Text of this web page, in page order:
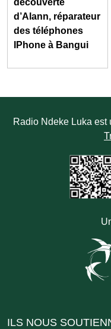
découverte
d’Alann, réparateur
des téléphones
IPhone à Bangui
Radio Ndeke Luka est
ILS NOUS